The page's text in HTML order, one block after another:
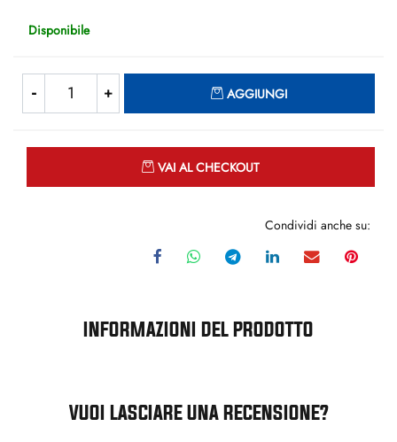
Disponibile
AGGIUNGI
VAI AL CHECKOUT
Condividi anche su:
INFORMAZIONI DEL PRODOTTO
VUOI LASCIARE UNA RECENSIONE?